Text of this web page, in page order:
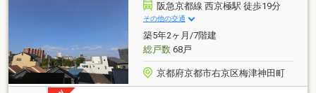
阪急京都線 西京極駅 徒歩19分
その他の交通
築5年2ヶ月/7階建
総戸数68戸
京都府京都市右京区梅津神田町